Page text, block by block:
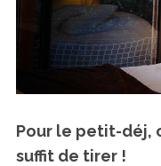
Pour le petit-déj,
suffit de tirer !